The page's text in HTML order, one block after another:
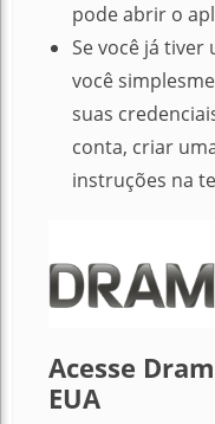
pode abrir o
Se você já tiver
você
suas
conta, criar
instruções na
Acesse
EUA